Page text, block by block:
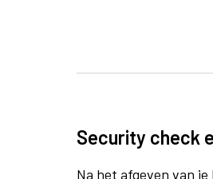
Security check
Na het afgeven van